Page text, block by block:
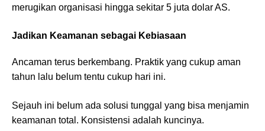
merugikan organisasi hingga sekitar 5 juta dolar AS.
Jadikan Keamanan sebagai Kebiasaan
Ancaman terus berkembang. Praktik yang cukup aman
tahun lalu belum tentu cukup hari ini.
Sejauh ini belum ada solusi tunggal yang bisa menjamin
keamanan total. Konsistensi adalah kuncinya.